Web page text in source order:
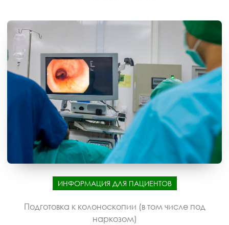
ИНФОРМАЦИЯ ДЛЯ ПАЦИЕНТОВ
Подготовка к колоноскопии (в том числе под
наркозом)